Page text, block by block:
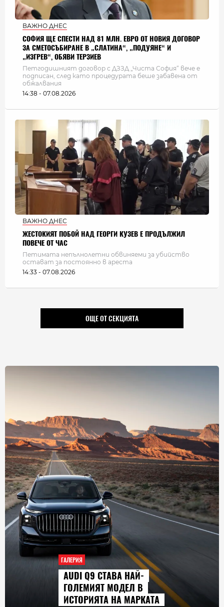
ВАЖНО ДНЕС
СОФИЯ ЩЕ СПЕСТИ НАД 81 МЛН. ЕВРО ОТ НОВИЯ ДОГОВОР
ЗА СМЕТОСЪБИРАНЕ В „СЛАТИНА“, „ПОДУЯНЕ“ И
„ИЗГРЕВ“, ОБЯВИ ТЕРЗИЕВ
Петгодишният договор с ДЗЗД „Чиста София“ вече е
подписан, след като процедурата беше забавена от
обжалвания
14:38 - 07.08.2026
ВАЖНО ДНЕС
ЖЕСТОКИЯТ ПОБОЙ НАД ГЕОРГИ КУЗЕВ Е ПРОДЪЛЖИЛ
ПОВЕЧЕ ОТ ЧАС
Петимата непълнолетни обвиняеми за убийство
остават за постоянно в ареста
14:33 - 07.08.2026
ОЩЕ ОТ СЕКЦИЯТА
ГАЛЕРИЯ
AUDI Q9 СТАВА НАЙ-
ГОЛЕМИЯТ МОДЕЛ В
ИСТОРИЯТА НА МАРКАТА